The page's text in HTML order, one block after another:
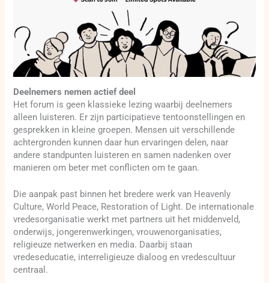
Deelnemers nemen actief deel
Het forum is geen klassieke lezing waarbij deelnemers
alleen luisteren. Er zijn participatieve tentoonstellingen en
gesprekken in kleine groepen. Mensen uit verschillende
achtergronden kunnen daar hun ervaringen delen, naar
andere standpunten luisteren en samen nadenken over
manieren om beter met conflicten om te gaan.
Die aanpak past binnen het bredere werk van Heavenly
Culture, World Peace, Restoration of Light. De internationale
vredesorganisatie werkt met partners uit het middenveld,
onderwijs, jongerenwerkingen, vrouwenorganisaties,
religieuze netwerken en media. Daarbij staan
vredeseducatie, interreligieuze dialoog en vredescultuur
centraal.